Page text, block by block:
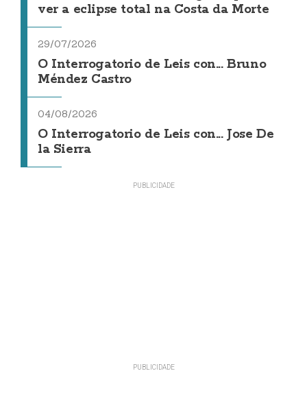
ver a eclipse total na Costa da Morte
29/07/2026
O Interrogatorio de Leis con... Bruno
Méndez Castro
04/08/2026
O Interrogatorio de Leis con... Jose De
la Sierra